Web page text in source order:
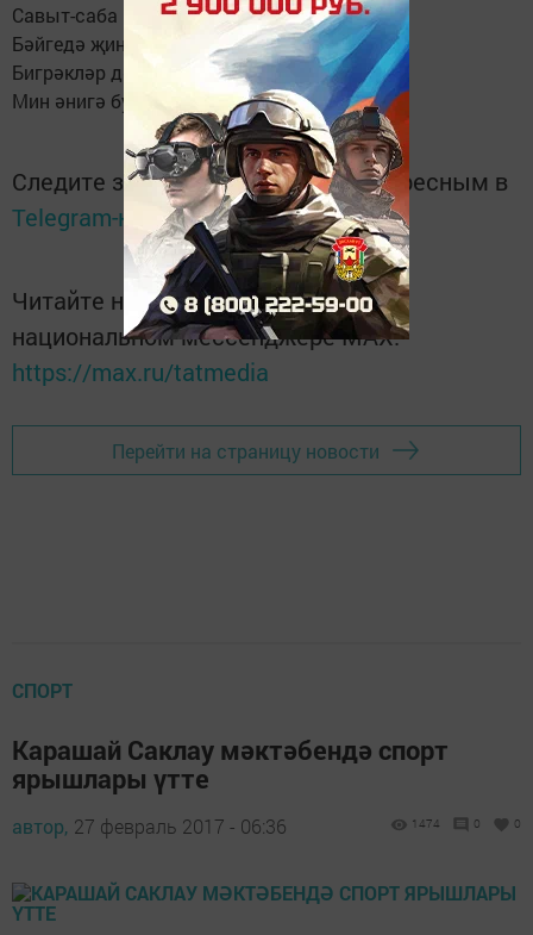
Савыт-саба юышам.
Бәйгедә җиңмәмме - дип,
Бигрәкләр дә тырышам,
Мин әнигә булышам!
Следите за самым важным и интересным в
Telegram-каналеТатмедиа
Читайте новости Татарстана в
национальном мессенджере MАХ:
https://max.ru/tatmedia
Перейти на страницу новости
СПОРТ
Карашай Саклау мәктәбендә спорт
ярышлары үтте
автор, 27 февраль 2017 - 06:36 1474 0 0